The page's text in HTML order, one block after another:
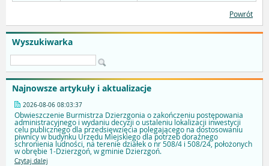
Wyszukiwarka
Najnowsze artykuły i aktualizacje
2026-08-06 08:03:37
Obwieszczenie Burmistrza Dzierzgonia o zakończeniu postępowania
administracyjnego i wydaniu decyzji o ustaleniu lokalizacji inwestycji
celu publicznego dla przedsięwzięcia polegającego na dostosowaniu
piwnicy w budynku Urzędu Miejskiego dla potrzeb doraźnego
schronienia ludności, na terenie działek o nr 508/4 i 508/24, położonych
w obrębie 1-Dzierzgoń, w gminie Dzierzgoń.
Czytaj dalej
Powrót